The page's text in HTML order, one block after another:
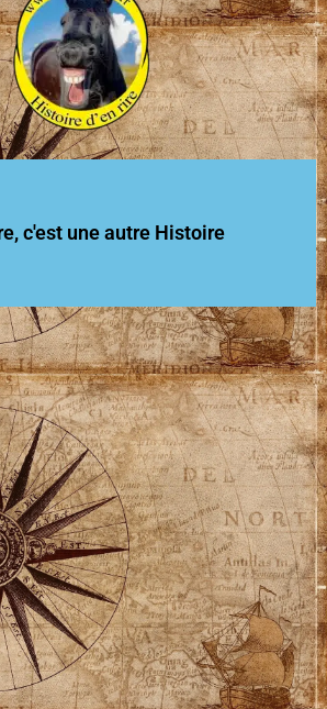
c'est une autre Histoire